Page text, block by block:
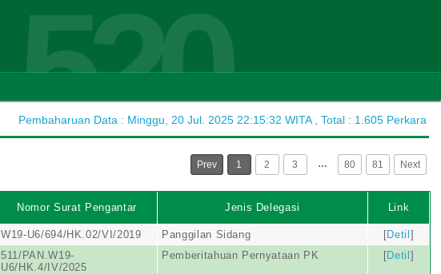
520
Pembaharuan Data : Minggu, 20 Jul. 2025 22:15:32 WITA , Total : 1.605 Perkara
Prev 1 2 3 … 80 81 Next
Nomor Surat Pengantar Jenis Delegasi Link
W19-U6/694/HK.02/VI/2019 Panggilan Sidang [Detil ]
511/PAN.W19-
U6/HK.4/IV/2025
Pemberitahuan Pernyataan PK [Detil ]